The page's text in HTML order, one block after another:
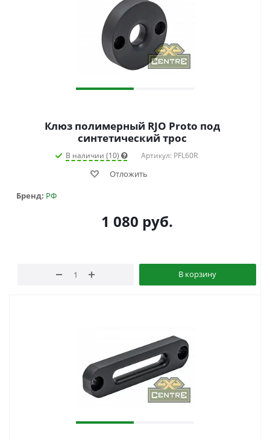
Клюз полимерный RJO Proto под
синтетический трос
В наличии (10) Артикул: PFL60R
Отложить
Бренд: РФ
1 080 руб.
В корзину